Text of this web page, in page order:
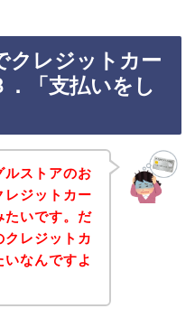
クレジットカー
．「支払いをし
ルストアのお
レジットカー
たいです。だ
レジットカ
なんですよ